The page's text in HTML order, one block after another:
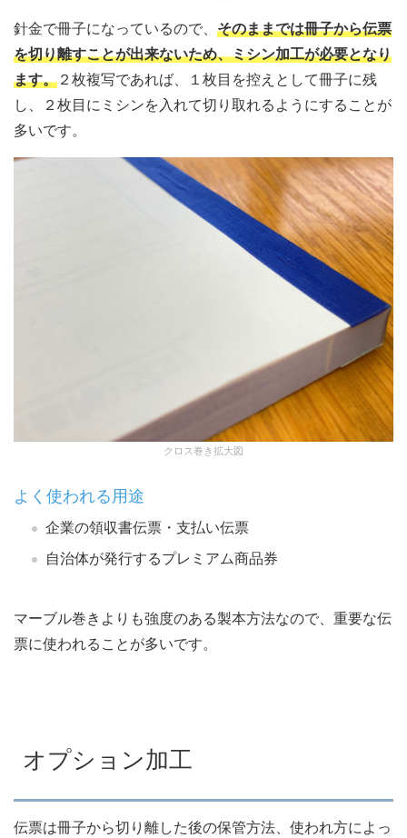
針金で冊子になっているので、 そのままでは冊子から伝票
を切り離すことが出来ないため、ミシン加工が必要となり
ます。 ２枚複写であれば、１枚目を控えとして冊子に残
し、２枚目にミシンを入れて切り取れるようにすることが
多いです。
クロス巻き拡大図
よく使われる用途
企業の領収書伝票・支払い伝票
自治体が発行するプレミアム商品券
マーブル巻きよりも強度のある製本方法なので、重要な伝
票に使われることが多いです。
オプション加工
伝票は冊子から切り離した後の保管方法、使われ方によっ